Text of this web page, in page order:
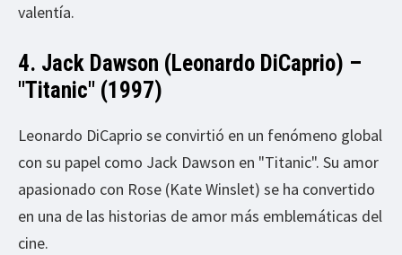
valentía.
4. Jack Dawson (Leonardo DiCaprio) –
"Titanic" (1997)
Leonardo DiCaprio se convirtió en un fenómeno global
con su papel como Jack Dawson en "Titanic". Su amor
apasionado con Rose (Kate Winslet) se ha convertido
en una de las historias de amor más emblemáticas del
cine.